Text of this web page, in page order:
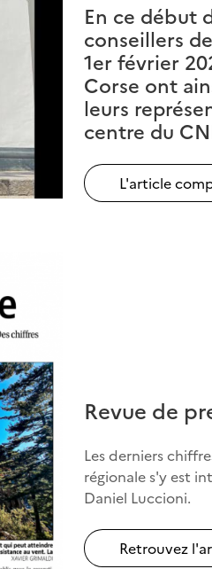
En ce début
conseillers
1er février
Corse ont
leurs
centre du
L'article
Revue de
Les derniers
régionale s'y est
Daniel Luccioni.
Retrouvez